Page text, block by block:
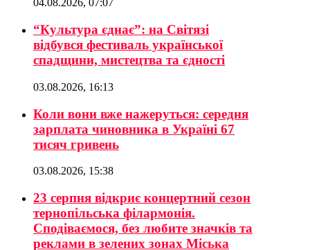
04.08.2026, 07:07
“Культура єднає”: на Світязі
відбувся фестиваль української
спадщини, мистецтва та єдності
03.08.2026, 16:13
Коли вони вже нажеруться: середня
зарплата чиновника в Україні 67
тисяч гривень
03.08.2026, 15:38
23 серпня відкриє концертний сезон
тернопільська філармонія.
Сподіваємося, без любите значків та
реклами в зелених зонах Міська